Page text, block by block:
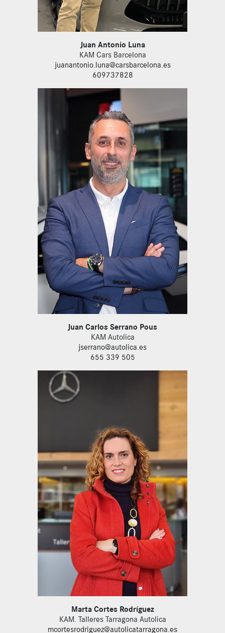
Juan Antonio Luna
KAM Cars Barcelona
juanantonio.luna@carsbarcelona.es
609737828
Juan Carlos Serrano Pous
KAM Autolica
jserrano@autolica.es
655 339 505
Marta Cortes Rodríguez
KAM. Talleres Tarragona Autolica
mcortesrodriguez@autolicatarragona.es